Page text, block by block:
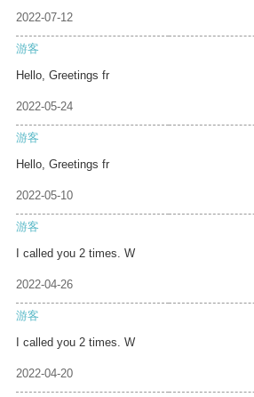
2022-07-12
游客
Hello, Greetings fr
2022-05-24
游客
Hello, Greetings fr
2022-05-10
游客
I called you 2 times. W
2022-04-26
游客
I called you 2 times. W
2022-04-20